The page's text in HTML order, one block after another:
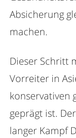
Absicherung
machen.
Dieser Schritt
Vorreiter in
konservativen
geprägt ist.
langer Kampf